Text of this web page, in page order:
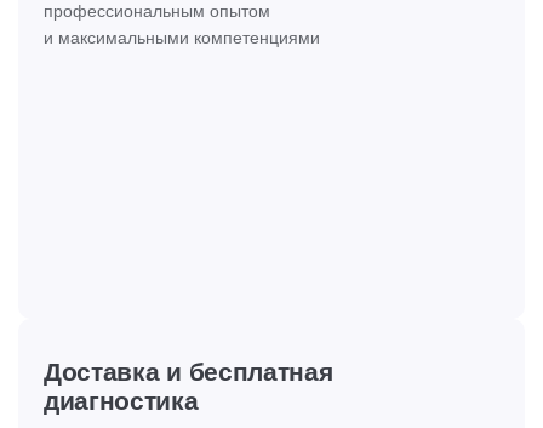
профессиональным опытом
и максимальными компетенциями
Доставка и бесплатная
диагностика